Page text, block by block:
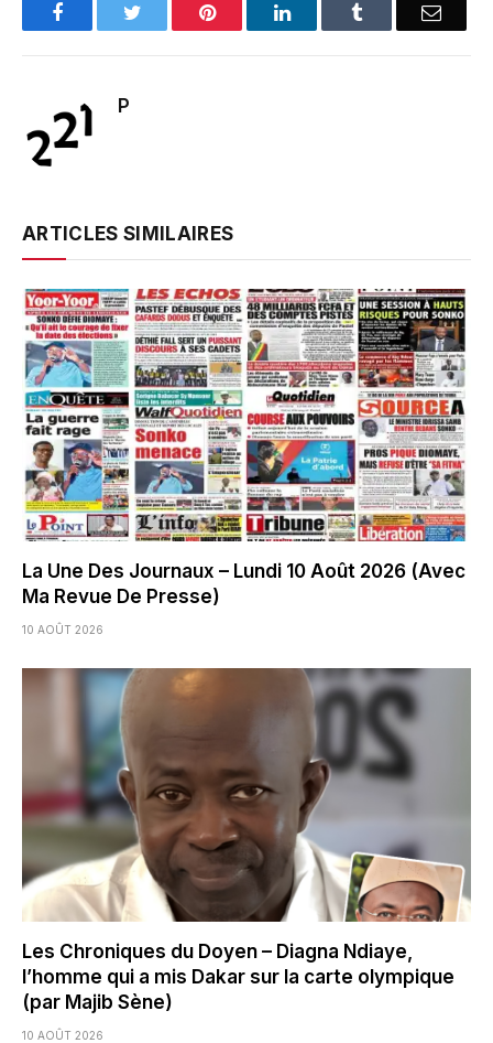
FacebookTwitter Pinterest LinkedInTumblr Email
P
ARTICLES SIMILAIRES
La Une Des Journaux – Lundi 10 Août 2026 (Avec
Ma Revue De Presse)
10 AOÛT 2026
Les Chroniques du Doyen – Diagna Ndiaye,
l’homme qui a mis Dakar sur la carte olympique
(par Majib Sène)
10 AOÛT 2026